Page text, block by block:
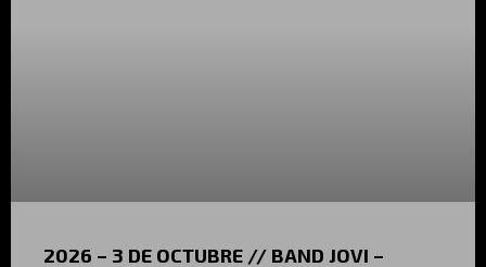
2026 – 3 DE OCTUBRE // BAND JOVI –